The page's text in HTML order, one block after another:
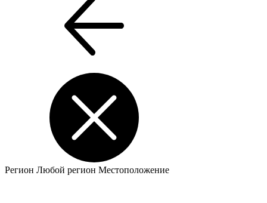
Регион Любой регион Местоположение